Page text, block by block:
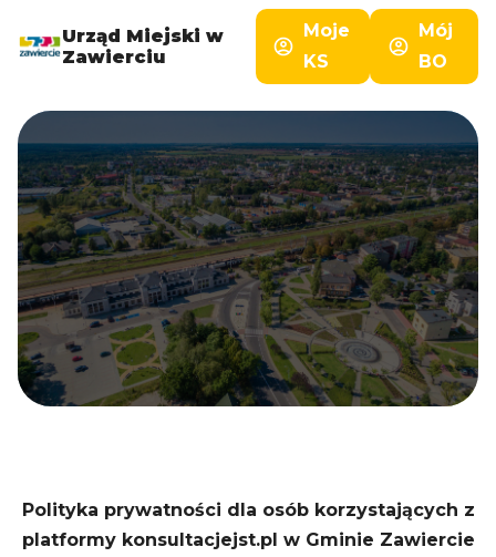
Urząd Miejski w
Zawierciu
Moje
KS
Mój
BO
Polityka prywatności dla osób korzystających z
platformy konsultacjejst.pl w Gminie Zawiercie